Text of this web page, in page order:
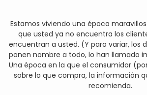
Estamos viviendo una época
que usted ya no encuentra los
encuentran a usted. (Y para variar, los
ponen nombre a todo, lo han llamado
Una época en la que el consumidor
sobre lo que compra, la información
recomienda.